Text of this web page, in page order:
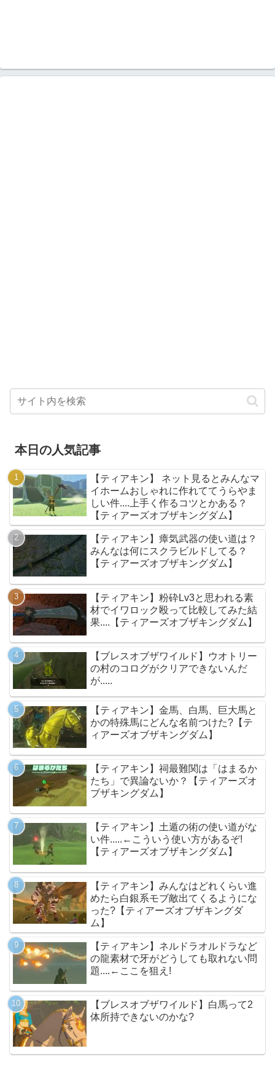
本日の人気記事
【ティアキン】 ネット見るとみんなマ
イホームおしゃれに作れててうらやま
しい件....上手く作るコツとかある？
【ティアーズオブザキングダム】
【ティアキン】瘴気武器の使い道は？
みんなは何にスクラビルドしてる？
【ティアーズオブザキングダム】
【ティアキン】粉砕Lv3と思われる素
材でイワロック殴って比較してみた結
果....【ティアーズオブザキングダム】
【ブレスオブザワイルド】ウオトリー
の村のコログがクリアできないんだ
が.....
【ティアキン】金馬、白馬、巨大馬と
かの特殊馬にどんな名前つけた?【テ
ィアーズオブザキングダム】
【ティアキン】祠最難関は「はまるか
たち」で異論ないか？【ティアーズオ
ブザキングダム】
【ティアキン】土遁の術の使い道がな
い件.....←こういう使い方があるぞ!
【ティアーズオブザキングダム】
【ティアキン】みんなはどれくらい進
めたら白銀系モブ敵出てくるようにな
った?【ティアーズオブザキングダ
ム】
【ティアキン】ネルドラオルドラなど
の龍素材で牙がどうしても取れない問
題....←ここを狙え!
【ブレスオブザワイルド】白馬って2
体所持できないのかな?